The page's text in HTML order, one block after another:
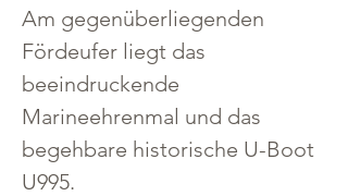
Am gegenüberliegenden
Fördeufer liegt das
beeindruckende
Marineehrenmal und das
begehbare historische U-Boot
U995.